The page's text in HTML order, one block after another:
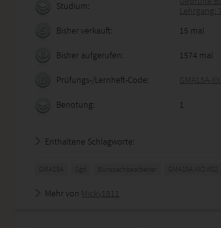
Studium:
Lehrgang:
Bisher verkauft:
15 mal
Bisher aufgerufen: 1574 mal
Prüfungs-/Lernheft-Code: GMA15A-
Benotung: 1
Enthaltene Schlagworte:
GMA15A Sgd Bürosachbearbeiter GMA15A-XX2-K02
Mehr von Micky1811